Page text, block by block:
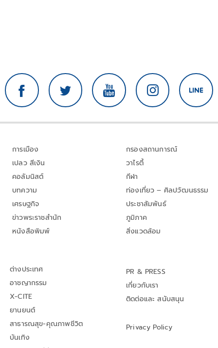
การเมือง
เปลว สีเงิน
คอลัมนิสต์
บทความ
เศรษฐกิจ
ข่าวพระราชสำนัก
หนังสือพิมพ์
กรองสถานการณ์
วาไรตี้
กีฬา
ท่องเที่ยว – ศิลปวัฒนธรรม
ประชาสัมพันธ์
ภูมิภาค
สิ่งแวดล้อม
ต่างประเทศ
อาชญากรรม
X-CITE
ยานยนต์
สาธารณสุข-คุณภาพชีวิต
บันเทิง
PR & PRESS
เกี่ยวกับเรา
ติดต่อและ สนับสนุน
Privacy Policy